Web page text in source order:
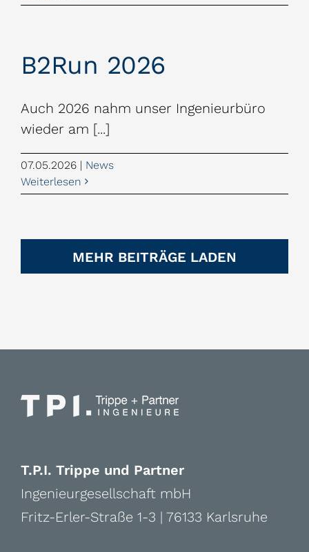
B2Run 2026
Auch 2026 nahm unser Ingenieurbüro
wieder am [...]
07.05.2026 | News
Weiterlesen
MEHR BEITRÄGE LADEN
T.P.I. Trippe und Partner
Ingenieurgesellschaft mbH
Fritz-Erler-Straße 1-3 | 76133 Karlsruhe